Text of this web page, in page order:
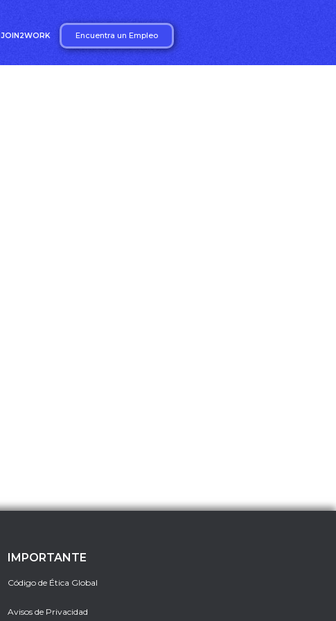
JOIN2WORK Encuentra un Empleo
IMPORTANTE
Código de Ética Global
Avisos de Privacidad